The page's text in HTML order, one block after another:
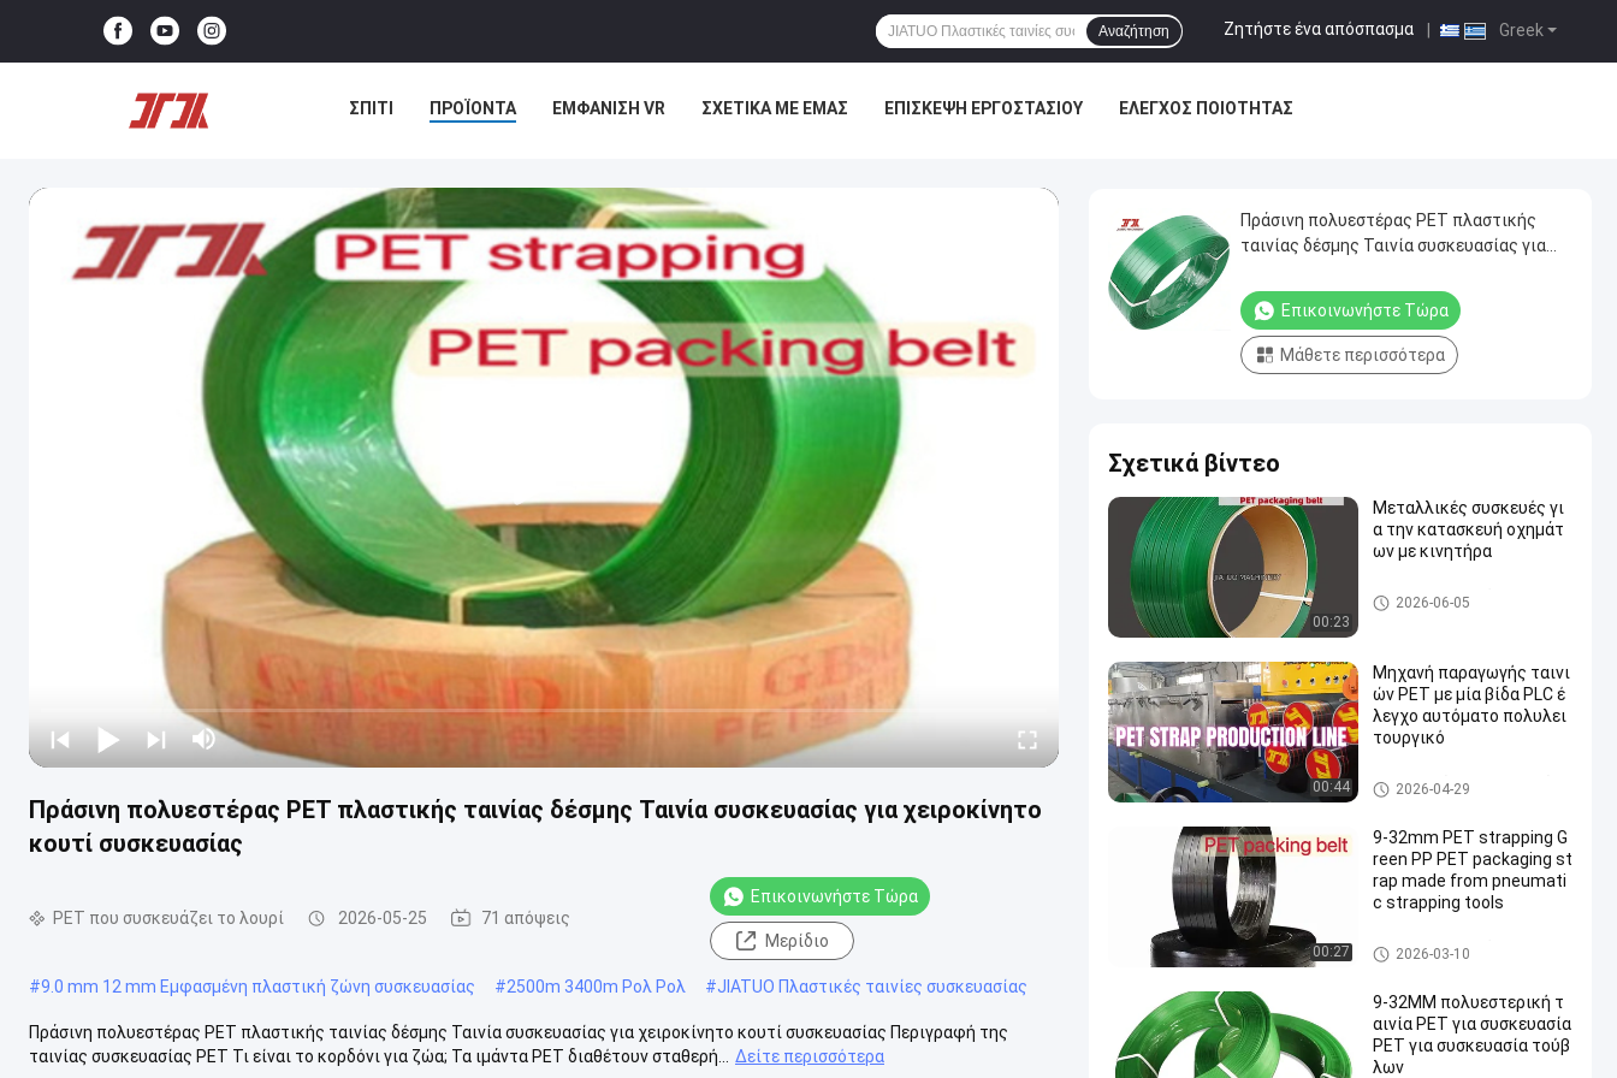
Greek
Ζητήστε ένα απόσπασμα
Αναζήτηση
ΣΠΊΤΙ ΠΡΟΪΌΝΤΑ ΕΜΦΆΝΙΣΗ VR ΣΧΕΤΙΚΆ ΜΕ ΕΜΆΣ ΕΠΙΣΚΕΨΉ ΕΡΓΟΣΤΑΣΊΟΥ ΈΛΕΓΧΟΣ ΠΟΙΌΤΗΤΑΣ
Πράσινη πολυεστέρας PET πλαστικής ταινίας δέσμης Ταινία συσκευασίας για χειροκίνητο
κουτί συσκευασίας
PET που συσκευάζει το λουρί 2026-05-25 71 απόψεις
Επικοινωνήστε Τώρα
Μερίδιο
#9.0 mm 12 mm Εμφασμένη πλαστική ζώνη συσκευασίας #2500m 3400m Ρολ Ρολ #JIATUO Πλαστικές ταινίες συσκευασίας
Πράσινη πολυεστέρας PET πλαστικής ταινίας δέσμης Ταινία συσκευασίας για χειροκίνητο κουτί συσκευασίας Περιγραφή της
ταινίας συσκευασίας PET Τι είναι το κορδόνι για ζώα; Τα ιμάντα PET διαθέτουν σταθερή...
Δείτε περισσότερα
Πράσινη πολυεστέρας PET πλαστικής
ταινίας δέσμης Ταινία συσκευασίας για
Επικοινωνήστε Τώρα
Μάθετε περισσότερα
Σχετικά βίντεο
00:23
Μεταλλικές συσκευές γι
α την κατασκευή οχημάτ
ων με κινητήρα
PET που συσκευάζει το λουρ
ί
2026-06-05
00:44
Μηχανή παραγωγής ταινι
ών PET με μία βίδα PLC έ
λεγχο αυτόματο πολυλει
τουργικό
Γραμμή εξώθησης λουτρών
κατοικίδιων ζώων
2026-04-29
00:27
9-32mm PET strapping G
reen PP PET packaging st
rap made from pneumati
c strapping tools
PET που συσκευάζει το λουρ
ί
2026-03-10
9-32MM πολυεστερική τ
αινία PET για συσκευασία
PET για συσκευασία τούβ
λων